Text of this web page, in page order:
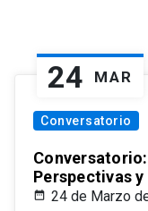
24 MAR
Conversatorio
Perspectivas y
24 de Marzo